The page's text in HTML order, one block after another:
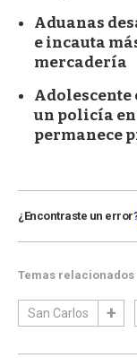
Aduanas
e incauta
mercadería
un policía en
permanece
¿Encontraste un
Temas relacionados
San Carlos